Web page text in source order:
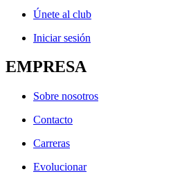
Únete al club
Iniciar sesión
EMPRESA
Sobre nosotros
Contacto
Carreras
Evolucionar